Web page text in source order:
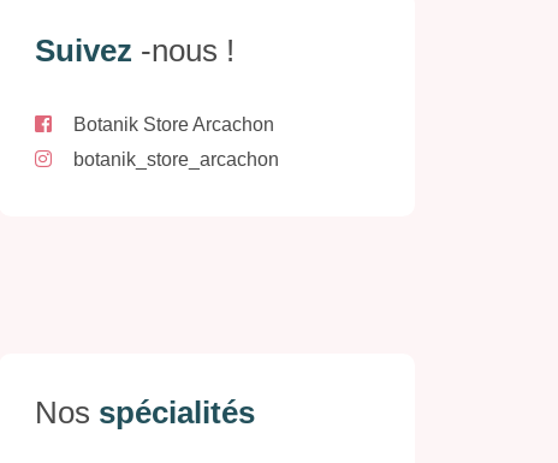
Suivez -nous !
Botanik Store Arcachon
botanik_store_arcachon
Nos spécialités